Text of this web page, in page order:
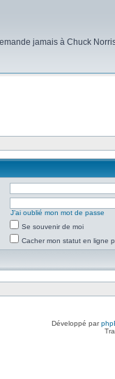
jamais à Chuck
J’ai oublié mon mot de passe
Se souvenir de moi
Cacher mon statut en ligne
Développé par